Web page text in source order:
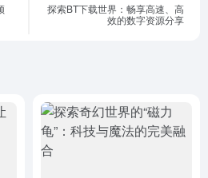
探索BT下载世界：畅享高速、高
效的数字资源分享